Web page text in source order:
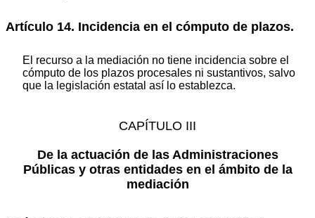
Artículo 14. Incidencia en el cómputo de plazos.
El recurso a la mediación no tiene incidencia sobre el
cómputo de los plazos procesales ni sustantivos, salvo
que la legislación estatal así lo establezca.
CAPÍTULO III
De la actuación de las Administraciones
Públicas y otras entidades en el ámbito de la
mediación